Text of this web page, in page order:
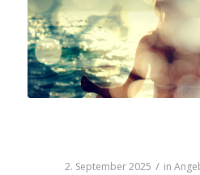
2. September 2025 / in